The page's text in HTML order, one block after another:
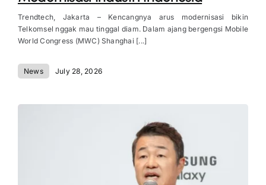
Trendtech, Jakarta – Kencangnya arus modernisasi bikin
Telkomsel nggak mau tinggal diam. Dalam ajang bergengsi Mobile
World Congress (MWC) Shanghai [...]
News July 28, 2026